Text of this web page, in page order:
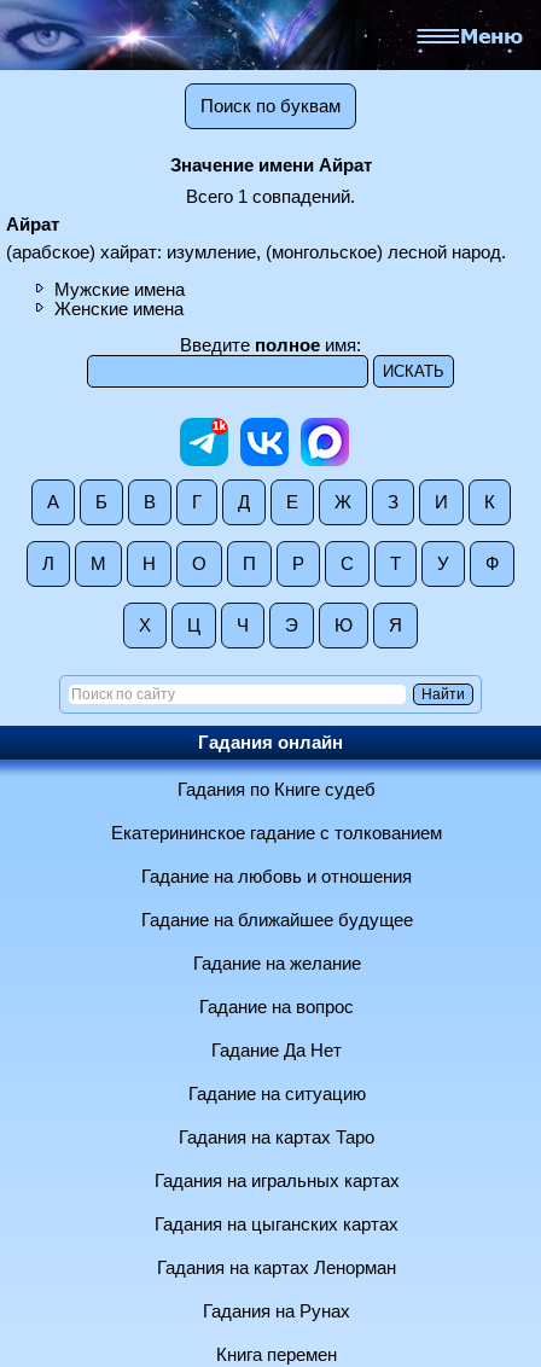
Поиск по буквам
Значение имени Айрат
Всего 1 совпадений.
Айрат
(арабское) хайрат: изумление, (монгольское) лесной народ.
Мужские имена
Женские имена
Введите полное имя:
А Б В Г Д Е Ж З И К
Л М Н О П Р С Т У Ф
Х Ц Ч Э Ю Я
Гадания онлайн
Гадания по Книге судеб
Екатерининское гадание с толкованием
Гадание на любовь и отношения
Гадание на ближайшее будущее
Гадание на желание
Гадание на вопрос
Гадание Да Нет
Гадание на ситуацию
Гадания на картах Таро
Гадания на игральных картах
Гадания на цыганских картах
Гадания на картах Ленорман
Гадания на Рунах
Книга перемен